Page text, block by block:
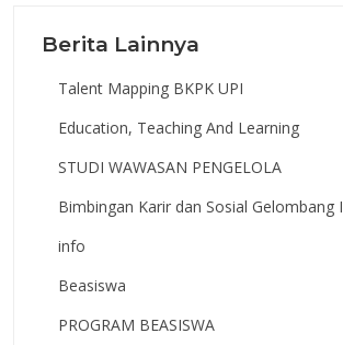
Berita Lainnya
Talent Mapping BKPK UPI
Education, Teaching And Learning
STUDI WAWASAN PENGELOLA
Bimbingan Karir dan Sosial Gelombang I
info
Beasiswa
PROGRAM BEASISWA